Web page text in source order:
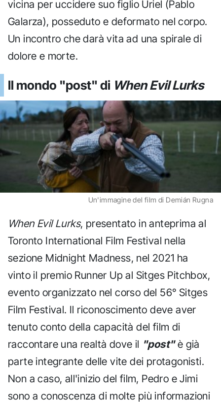
vicina per uccidere suo figlio Uriel (Pablo
Galarza), posseduto e deformato nel corpo.
Un incontro che darà vita ad una spirale di
dolore e morte.
Il mondo "post" di When Evil Lurks
Un'immagine del film di Demián Rugna
When Evil Lurks, presentato in anteprima al
Toronto International Film Festival nella
sezione Midnight Madness, nel 2021 ha
vinto il premio Runner Up al Sitges Pitchbox,
evento organizzato nel corso del 56° Sitges
Film Festival. Il riconoscimento deve aver
tenuto conto della capacità del film di
raccontare una realtà dove il "post"è già
parte integrante delle vite dei protagonisti.
Non a caso, all'inizio del film, Pedro e Jimi
sono a conoscenza di molte più informazioni